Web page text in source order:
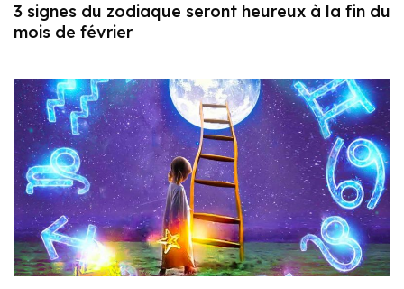
3 signes du zodiaque seront heureux à la fin du
mois de février